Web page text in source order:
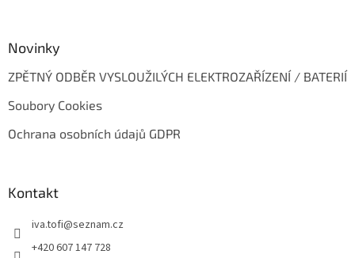
Novinky
ZPĚTNÝ ODBĚR VYSLOUŽILÝCH ELEKTROZAŘÍZENÍ / BATERIÍ
Soubory Cookies
Ochrana osobních údajů GDPR
Kontakt
iva.tofi@seznam.cz
+420 607 147 728